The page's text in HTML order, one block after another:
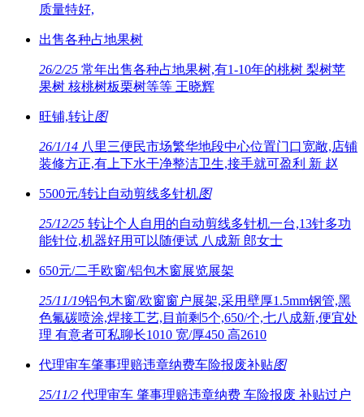
质量特好,
出售各种占地果树
26/2/25 常年出售各种占地果树,有1-10年的桃树 梨树苹
果树 核桃树板栗树等等 王晓辉
旺铺,转让图
26/1/14 八里三便民市场繁华地段中心位置门口宽敞,店铺
装修方正,有上下水干净整洁卫生,接手就可盈利 新 赵
5500元/转让自动剪线多针机图
25/12/25 转让个人自用的自动剪线多针机一台,13针多功
能针位,机器好用可以随便试 八成新 郎女士
650元/二手欧窗/铝包木窗展览展架
25/11/19铝包木窗/欧窗窗户展架,采用壁厚1.5mm钢管,黑
色氟碳喷涂,焊接工艺,目前剩5个,650/个,七八成新,便宜处
理 有意者可私聊长1010 宽/厚450 高2610
代理审车肇事理赔违章纳费车险报废补贴图
25/11/2 代理审车 肇事理赔违章纳费 车险报废 补贴过户